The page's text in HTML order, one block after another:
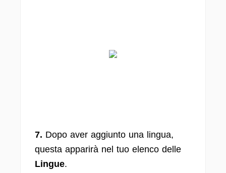
7. Dopo aver aggiunto una lingua,
questa apparirà nel tuo elenco delle
Lingue.